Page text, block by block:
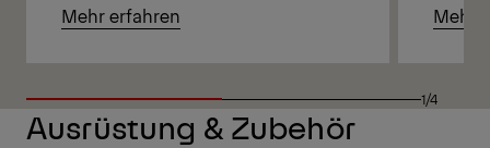
Mehr erfahren
Mehr
1/4
Ausrüstung & Zubehör